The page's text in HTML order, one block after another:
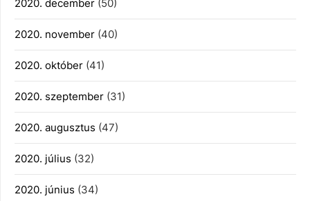
2020. december (50)
2020. november (40)
2020. október (41)
2020. szeptember (31)
2020. augusztus (47)
2020. július (32)
2020. június (34)